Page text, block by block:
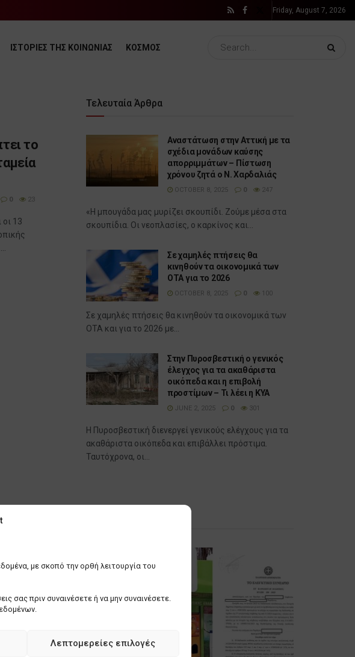
με σκοπό την ορθή λειτουργία του
σας πριν συναινέσετε ή να μην συναινέσετε.
Λεπτομερείες επιλογές
Friday, August 7, 2026
ΙΣΤΟΡΙΕΣ ΤΗΣ ΚΟΙΝΩΝΙΑΣ ΚΟΣΜΟΣ
το
0 23
13
Τελευταία Άρθρα
Αναστάτωση στην Αττική με τα
σχέδια μονάδων καύσης
απορριμμάτων – Πίστωση
χρόνου ζητά ο Ν. Χαρδαλιάς
OCTOBER 8, 2025 0 247
«Η μπουγάδα μας μυρίζει σκουπίδι. Ζούμε μέσα στα
σκουπίδια. Οι νεοπλασίες, ο καρκίνος και...
Σε χαμηλές πτήσεις θα
κινηθούν τα οικονομικά των
ΟΤΑ για το 2026
OCTOBER 8, 2025 0 100
Σε χαμηλές πτήσεις θα κινηθούν τα οικονομικά των
ΟΤΑ και για το 2026 με...
Στην Πυροσβεστική ο γενικός
έλεγχος για τα ακαθάριστα
οικόπεδα και η επιβολή
προστίμων – Τι λέει η ΚΥΑ
JUNE 2, 2025 0 301
Η Πυροσβεστική διενεργεί γενικούς ελέγχους για τα
ακαθάριστα οικόπεδα και επιβάλλει πρόστιμα.
Ταυτόχρονα, οι...